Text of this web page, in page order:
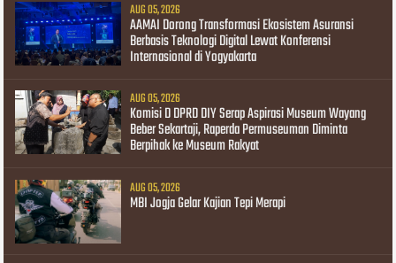
AUG 05, 2026
AAMAI Dorong Transformasi Ekosistem Asuransi
Berbasis Teknologi Digital Lewat Konferensi
Internasional di Yogyakarta
AUG 05, 2026
Komisi D DPRD DIY Serap Aspirasi Museum Wayang
Beber Sekartaji, Raperda Permuseuman Diminta
Berpihak ke Museum Rakyat
AUG 05, 2026
MBI Jogja Gelar Kajian Tepi Merapi